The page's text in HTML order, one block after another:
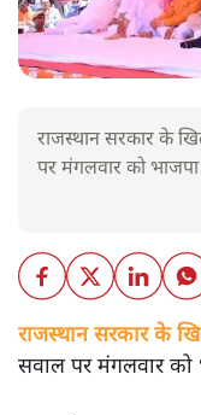
राजस्थान सरकार के
पर मंगलवार को भाजपा
राजस्थान सरकार के
सवाल पर मंगलवार को